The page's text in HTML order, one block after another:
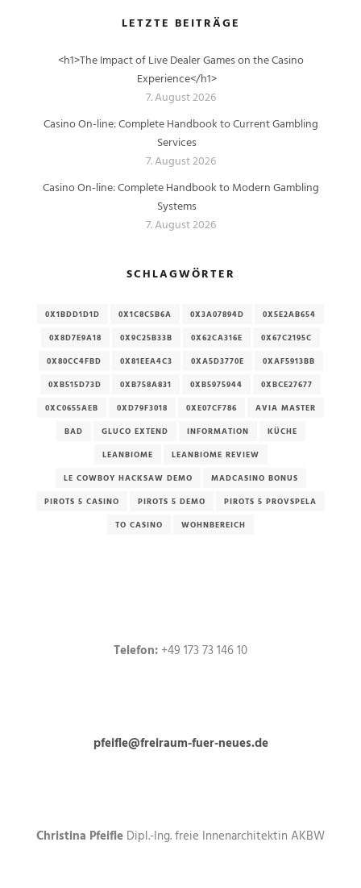
LETZTE BEITRÄGE
<h1>The Impact of Live Dealer Games on the Casino
Experience</h1>
7. August 2026
Casino On-line: Complete Handbook to Current Gambling
Services
7. August 2026
Casino On-line: Complete Handbook to Modern Gambling
Systems
7. August 2026
SCHLAGWÖRTER
0X1BDD1D1D 0X1C8C5B6A 0X3A07894D
0X5E2AB654
0X8D7E9A18
0X9C25B33B 0X62CA316E
0X67C2195C
0X80CC4FBD
0X81EEA4C3 0XA5D3770E
0XAF5913BB
0XB515D73D
0XB758A831 0XB5975944
0XBCE27677
0XC0655AEB
0XD79F3018 0XE07CF786
AVIA MASTER
BAD
GLUCO EXTEND INFORMATION
KÜCHE
LEANBIOME
LEANBIOME REVIEW
LE COWBOY HACKSAW DEMO
MADCASINO BONUS
PIROTS 5 CASINO
PIROTS 5 DEMO
PIROTS 5 PROVSPELA
TO CASINO
WOHNBEREICH
Telefon: +49 173 73 146 10
pfeifle@freiraum-fuer-neues.de
Christina Pfeifle Dipl.-Ing. freie Innenarchitektin AKBW